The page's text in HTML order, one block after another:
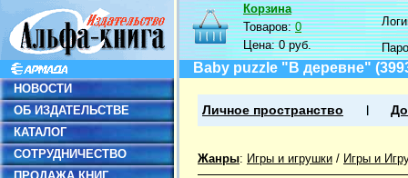
НОВОСТИ
ОБ ИЗДАТЕЛЬСТВЕ
КАТАЛОГ
СОТРУДНИЧЕСТВО
Корзина
Товаров:0
Цена:0 руб.
Baby puzzle "В деревне"
Личное пространство
Жанры: Игры и игрушки / Игры и